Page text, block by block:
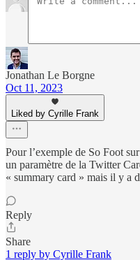
Jonathan Le Borgne
Oct 11, 2023
Liked by Cyrille Frank
Pour l’exemple de So Foot
un paramètre de la Twitter
« summary card » mais il y a
Reply
Share
1 reply by Cyrille Frank